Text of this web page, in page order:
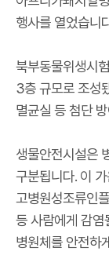
행사를 열었습니
북부동물위생시
3층 규모로 조성
멸균실 등 첨단
생물안전시설은
구분됩니다. 이
고병원성조류인
등 사람에게 감염
병원체를 안전하